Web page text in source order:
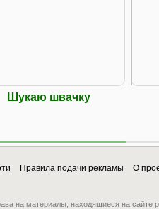
Шукаю швачку
Правила подачи рекламы О
на материалы, находящиеся на сайте